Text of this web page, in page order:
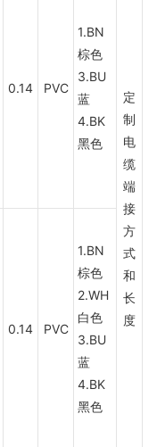
0.14 PVC
1.BN
棕色
3.BU
蓝
4.BK
黑色
定
制
电
缆
端
接
方
式
和
长
度
0.14 PVC
1.BN
棕色
2.WH
白色
3.BU
蓝
4.BK
黑色